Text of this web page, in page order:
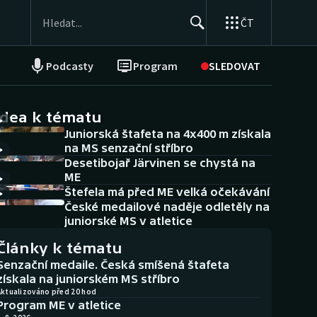
ČT
Podcasty Program SLEDOVAT
NEPŘEHLÉDNĚTE
Historické návraty
Aplikace ČT sport
AZ kvíz
k tématu
Juniorská štafeta na 4x400 m získala
na MS senzační stříbro
Desetibojař Järvinen se chystá na
ME
Štefela má před ME velká očekávání
České medailové naděje odletěly na
juniorské MS v atletice
k tématu
medaile. Česká smíšená štafeta
na juniorském MS stříbro
před 20 hod
ME v atletice